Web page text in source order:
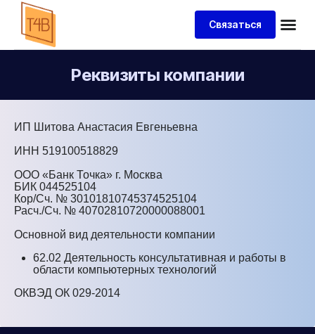
Связаться
Реквизиты компании
ИП Шитова Анастасия Евгеньевна
ИНН 519100518829
ООО «Банк Точка» г. Москва
БИК 044525104
Кор/Сч. № 30101810745374525104
Расч./Сч. № 40702810720000088001
Основной вид деятельности компании
62.02 Деятельность консультативная и работы в
области компьютерныхтехнологий
ОКВЭД ОК 029-2014